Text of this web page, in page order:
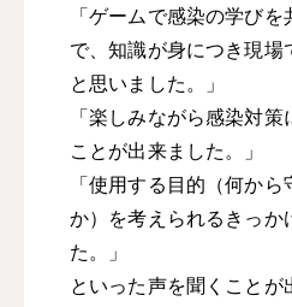
「ゲームで感染の学びを
で、知識が身につき現場
と思いました。」
「楽しみながら感染対策
ことが出来ました。」
「使用する目的（何か
か）を考えられるきっか
た。」
といった声を聞くことが